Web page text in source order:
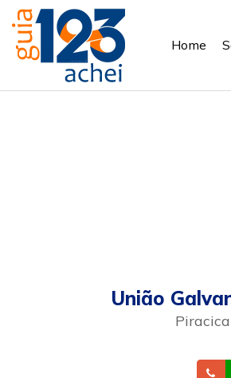
Home
União